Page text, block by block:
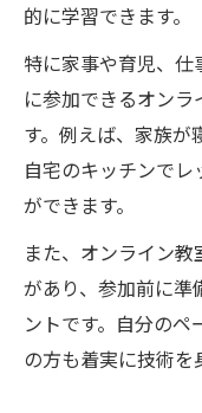
的に学習できます。
特に家事や育児、
に参加できるオン
す。例えば、家族
自宅のキッチンで
ができます。
また、オンライン
があり、参加前に準
ントです。自分の
の方も着実に技術を